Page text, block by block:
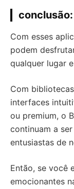
conclusão:
Com esses
podem
qualquer lugar
Com
interfaces
ou premium, o
continuam a
entusiastas de
Então, se você
emocionantes